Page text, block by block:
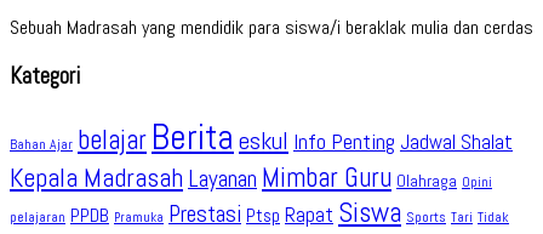
Sebuah Madrasah yang mendidik para siswa/i beraklak mulia dan cerdas
Kategori
Bahan Ajar belajar Berita eskul Info Penting Jadwal Shalat
Kepala Madrasah Layanan Mimbar Guru Olahraga Opini
pelajaran PPDB Pramuka Prestasi Ptsp Rapat Siswa Sports Tari Tidak